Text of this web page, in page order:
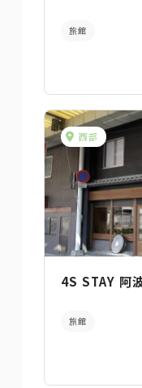
旅館
西部
4S STAY 阿
旅館